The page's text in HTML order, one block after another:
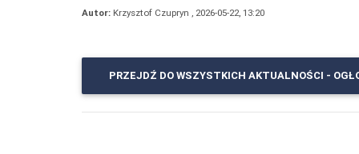
Autor: Krzysztof Czupryn , 2026-05-22, 13:20
PRZEJDŹ DO WSZYSTKICH AKTUALNOŚCI -